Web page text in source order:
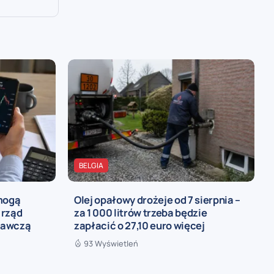
BELGIA
Olej opałowy drożeje od 7 sierpnia –
za 1 000 litrów trzeba będzie
zapłacić o 27,10 euro więcej
93 Wyświetleń